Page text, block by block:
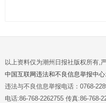
以上资料仅为潮州日报社版权所有,
中国互联网违法和不良信息举报中
违法与不良信息举报电话：0768-
电话:86-768-2262755 传真:86-768-